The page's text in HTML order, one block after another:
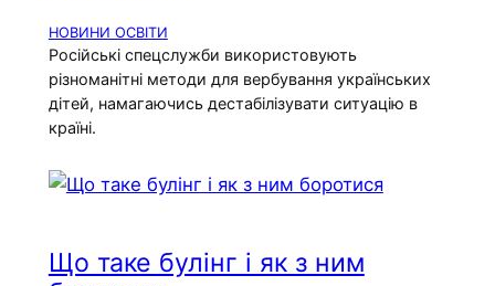
НОВИНИ ОСВІТИ
Російські спецслужби використовують
різноманітні методи для вербування українських
дітей, намагаючись дестабілізувати ситуацію в
країні.
Що таке булінг і як з ним